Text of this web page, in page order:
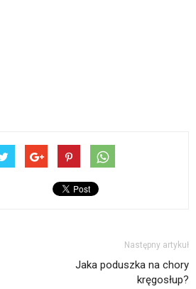
Następny artykuł
Jaka poduszka na chory
kręgosłup?